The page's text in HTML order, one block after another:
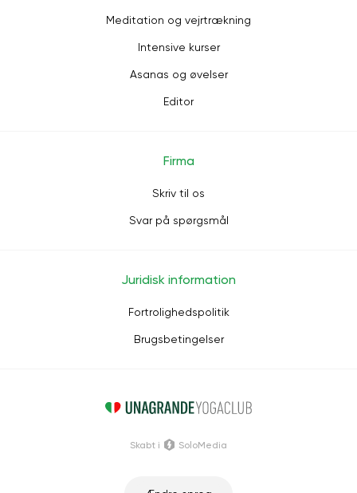
Meditation og vejrtrækning
Intensive kurser
Asanas og øvelser
Editor
Firma
Skriv til os
Svar på spørgsmål
Juridisk information
Fortrolighedspolitik
Brugsbetingelser
Skabt i SoloMedia